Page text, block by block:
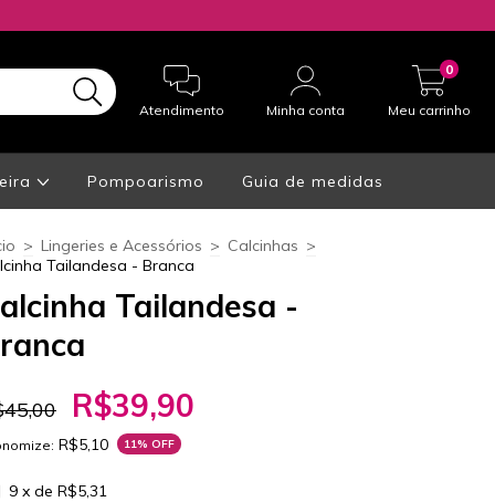
Atendimento Minha conta Meu carrinho
0
Pompoarismo Guia de medidas
> Lingeries e Acessórios > Calcinhas >
Tailandesa - Branca
Tailandesa -
R$39,90
R$5,10 11% OFF
9 x de R$5,31